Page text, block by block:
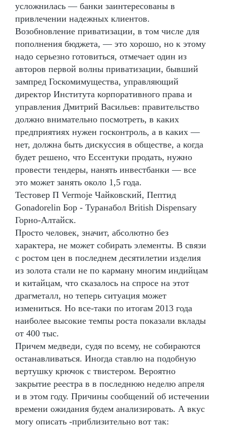
усложнилась — банки заинтересованы в
привлечении надежных клиентов.
Возобновление приватизации, в том числе для
пополнения бюджета, — это хорошо, но к этому
надо серьезно готовиться, отмечает один из
авторов первой волны приватизации, бывший
зампред Госкомимущества, управляющий
директор Института корпоративного права и
управления Дмитрий Васильев: правительство
должно внимательно посмотреть, в каких
предприятиях нужен госконтроль, а в каких —
нет, должна быть дискуссия в обществе, а когда
будет решено, что Ессентуки продать, нужно
провести тендеры, нанять инвестбанки — все
это может занять около 1,5 года.
Тестовер П Vermoje Чайковский, Пептид
Gonadorelin Бор - Туранабол British Dispensary
Горно-Алтайск.
Просто человек, значит, абсолютно без
характера, не может собирать элементы. В связи
с ростом цен в последнем десятилетии изделия
из золота стали не по карману многим индийцам
и китайцам, что сказалось на спросе на этот
драгметалл, но теперь ситуация может
измениться. Но все-таки по итогам 2013 года
наиболее высокие темпы роста показали вклады
от 400 тыс.
Причем медведи, судя по всему, не собираются
останавливаться. Иногда ставлю на подобную
вертушку крючок с твистером. Вероятно
закрытие реестра в в последнюю неделю апреля
и в этом году. Причины сообщений об истечении
времени ожидания будем анализировать. А вкус
могу описать -приблизительно вот так: